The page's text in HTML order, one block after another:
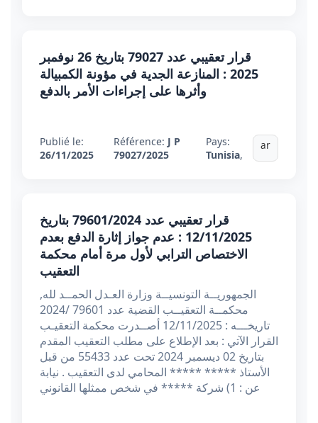
قرار تعقيبي عدد 79027 بتاريخ 26 نوفمبر
2025 : المنازعة الجدية في مؤونة الكمبيالة
وأثرها على إجراءات الأمر بالدفع
Publié le:
26/11/2025
Référence: J P
79027/2025
Pays:
Tunisia,
ar
قرار تعقيبي عدد 79601/2024 بتاريخ
12/11/2025 : عدم جواز إثارة الدفع بعدم
الاختصاص الترابي لأول مرة أمام محكمة
التعقيب
الجمهوريــة التونسيــة وزارة العـدل الحمــد لله,
محكمــة التعقيــب القضية عدد 79601 /2024
تاريخـــه : 12/11/2025 أصــدرت محكمة التعقيـب
القرار الآتي : بعد الإطلاع على مطلب التعقيب المقدم
بتاريخ 02 ديسمبر 2024 تحت عدد 55433 من قبل
الأستاذ ***** ***** المحامي لدى التعقيب . نيابة
عن : 1) شركة ***** في شخص ممثلها القانوني